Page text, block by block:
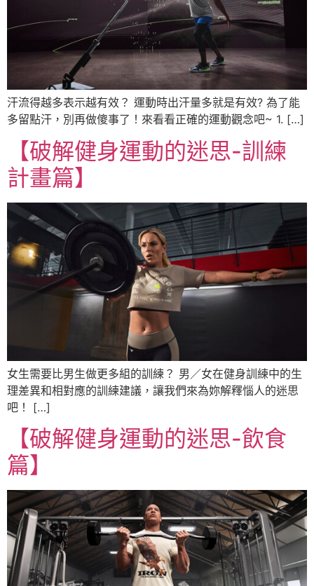
汗流得越多表示越有效？ 運動時出汗量多就是有效? 為了能
多留點汗，別再做傻事了！來看看正確的運動觀念吧~ 1. […]
【破解健身運動的迷思-訓練
計畫篇】
女生需要比男生做更多組的訓練？ 男／女在健身訓練中的生
理差異和相對應的訓練建議，讓我們來為妳解釋惱人的迷思
吧！ […]
【破解健身運動的迷思-飲食
篇】